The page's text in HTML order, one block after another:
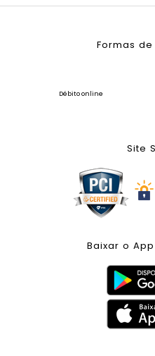
Formas
Débito online
Site
Baixar o